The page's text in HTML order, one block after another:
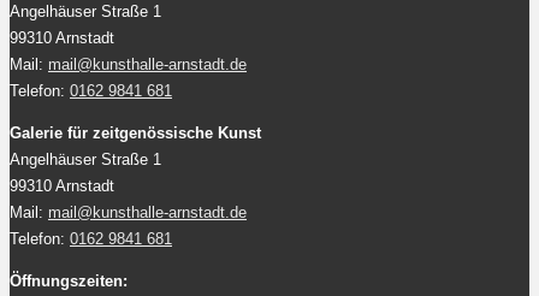
Angelhäuser Straße 1
99310 Arnstadt
Mail: mail@kunsthalle-arnstadt.de
Telefon: 0162 9841 681
Galerie für zeitgenössische Kunst
Angelhäuser Straße 1
99310 Arnstadt
Mail: mail@kunsthalle-arnstadt.de
Telefon: 0162 9841 681
Öffnungszeiten: